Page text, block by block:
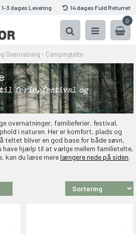
1-3 dages Levering
14 dages Fuld Returret
0
Overnatning - Campingtelte
til ferie, festival og
overnatninger, familieferier, festival,
i naturen. Her er komfort, plads og
teltet bliver en god base for både søvn,
have hjælp til at vælge mellem familietelte,
kan du læse mere længere nede på siden.